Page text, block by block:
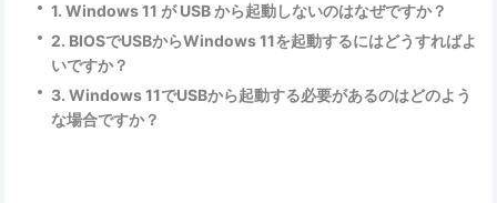
1. Windows 11 が USB から起動しないのはなぜですか？
2. BIOSでUSBからWindows 11を起動するにはどうすればよ
いですか？
3. Windows 11でUSBから起動する必要があるのはどのよう
な場合ですか？